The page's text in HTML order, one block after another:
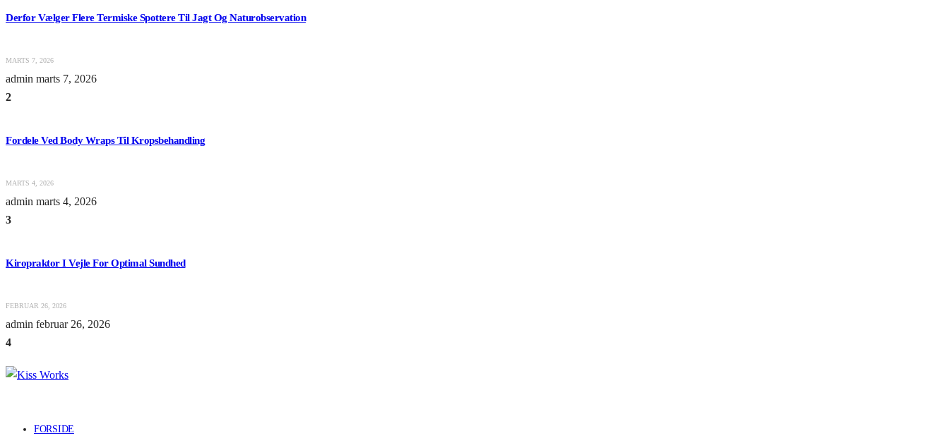
Derfor Vælger Flere Termiske Spottere Til Jagt Og Naturobservation
MARTS 7, 2026
admin marts 7, 2026
2
Fordele Ved Body Wraps Til Kropsbehandling
MARTS 4, 2026
admin marts 4, 2026
3
Kiropraktor I Vejle For Optimal Sundhed
FEBRUAR 26, 2026
admin februar 26, 2026
4
FORSIDE